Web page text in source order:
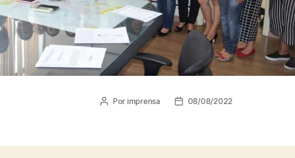
Autor
Por imprensa
Data08/08/2022